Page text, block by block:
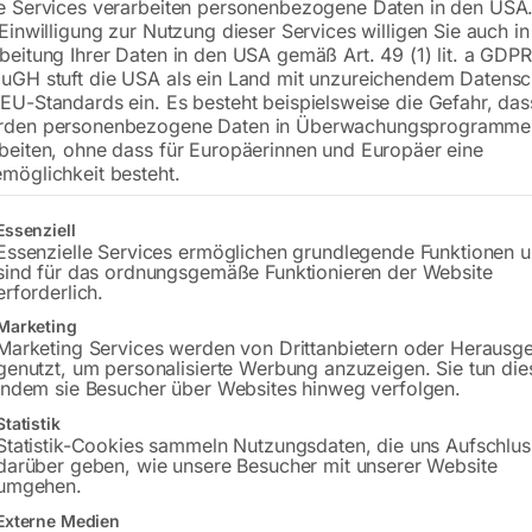
VG 450 ZA
Price
€24,00
Lieferzeit:ca. 2 - 3 Tage
‘ALT’
Services verarbeiten personenbezogene Daten in den
zur Nutzung dieser Services willigen Sie auch
Ihrer Daten in den USA gemäß Art. 49 (1) lit. a
stuft die USA als ein Land mit unzureichendem
Standards ein. Es besteht beispielsweise die Gefahr,
personenbezogene Daten in
ohne dass für Europäerinnen und Europäer eine
besteht.
eine Liste der Service-Gruppen, für die eine Einwilligung erteilt
Services ermöglichen grundlegende Funktionen
für das ordnungsgemäße Funktionieren der Website
Services werden von Drittanbietern oder
um personalisierte Werbung anzuzeigen. Sie tun
sie Besucher über Websites hinweg verfolgen.
Cookies sammeln Nutzungsdaten, die uns
geben, wie unsere Besucher mit unserer Website
Medien